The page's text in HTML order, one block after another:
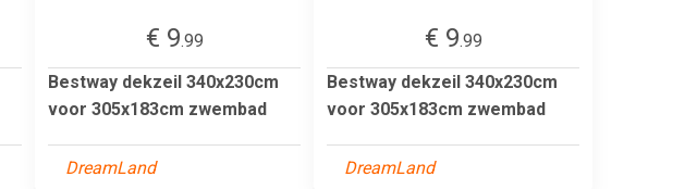
€ 9.99
Bestway dekzeil 340x230cm
voor 305x183cm zwembad
DreamLand
€ 9.99
Bestway dekzeil 340x230cm
voor 305x183cm zwembad
DreamLand